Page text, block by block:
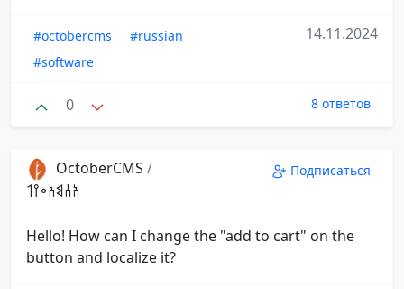
#octobercms
#russian
#software
14.11.2024
0 8 ответов
OctoberCMS /
𐩱𐩪𐩣𐩱𐩲𐩺𐩡
Подписаться
Hello! How can I change the "add to cart" on the
button and localize it?